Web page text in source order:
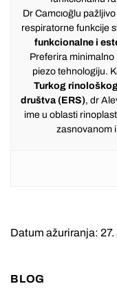
Dr Camcıoğlu
respiratorne funkcije
funkcionalne i
Preferira
piezo tehnologiju.
Turkog
društva (ERS), dr
ime u oblasti
zasnovanom
Datum ažuriranja: 27.
BLOG